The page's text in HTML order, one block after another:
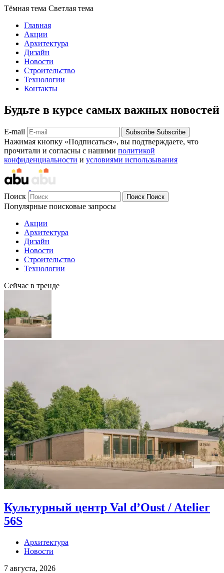
Тёмная тема Светлая тема
Главная
Акции
Архитектура
Дизайн
Новости
Строительство
Технологии
Контакты
Будьте в курсе самых важных новостей
E-mail Subscribe Subscribe
Нажимая кнопку «Подписаться», вы подтверждаете, что
прочитали и согласны с нашими политикой
конфиденциальности и условиями использывания
Поиск Поиск Поиск
Популярные поисковые запросы
Акции
Архитектура
Дизайн
Новости
Строительство
Технологии
Сейчас в тренде
Культурный центр Val d’Oust / Atelier
56S
Архитектура
Новости
7 августа, 2026